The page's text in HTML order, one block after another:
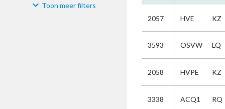
Materiaal Toon meer filters
2057 HVE KZ
3593 OSVW LQ
2058 HVPE KZ
3338 ACQ1 RQ